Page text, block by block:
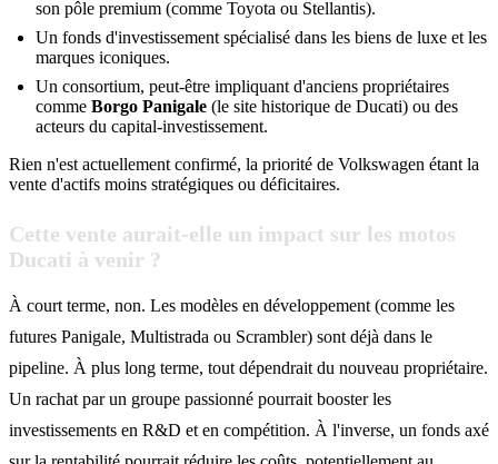
son pôle premium (comme Toyota ou Stellantis).
Un fonds d'investissement spécialisé dans les biens de luxe et les
marques iconiques.
Un consortium, peut-être impliquant d'anciens propriétaires
comme Borgo Panigale (le site historique de Ducati) ou des
acteurs du capital-investissement.
Rien n'est actuellement confirmé, la priorité de Volkswagen étant la
vente d'actifs moins stratégiques ou déficitaires.
Cette vente aurait-elle un impact sur les motos
Ducati à venir ?
À court terme, non. Les modèles en développement (comme les
futures Panigale, Multistrada ou Scrambler) sont déjà dans le
pipeline. À plus long terme, tout dépendrait du nouveau propriétaire.
Un rachat par un groupe passionné pourrait booster les
investissements en R&D et en compétition. À l'inverse, un fonds axé